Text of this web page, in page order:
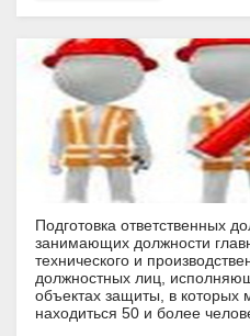
Подготовка ответственных
занимающих должности
технического и
должностных лиц,
объектах защиты, в которых
находиться 50 и более